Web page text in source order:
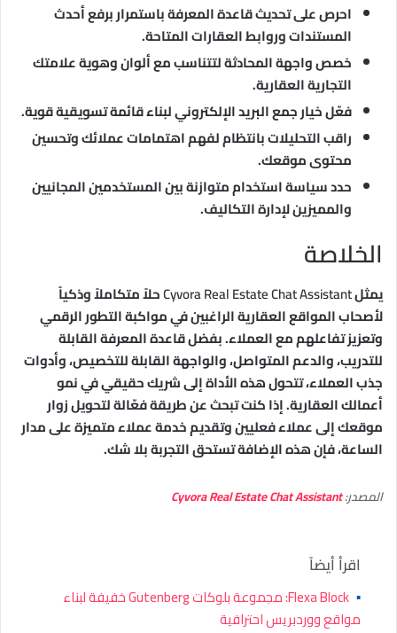
احرص على تحديث قاعدة المعرفة باستمرار برفع أحدث
المستندات وروابط العقارات المتاحة.
خصص واجهة المحادثة لتتناسب مع ألوان وهوية علامتك
التجارية العقارية.
فعّل خيار جمع البريد الإلكتروني لبناء قائمة تسويقية قوية.
راقب التحليلات بانتظام لفهم اهتمامات عملائك وتحسين
محتوى موقعك.
حدد سياسة استخدام متوازنة بين المستخدمين المجانيين
والمميزين لإدارة التكاليف.
الخلاصة
يمثلCyvora Real Estate Chat Assistantحلاً متكاملاً وذكياً
لأصحاب المواقع العقارية الراغبين في مواكبة التطور الرقمي
وتعزيز تفاعلهم مع العملاء. بفضل قاعدة المعرفة القابلة
للتدريب، والدعم المتواصل، والواجهة القابلة للتخصيص، وأدوات
جذب العملاء، تتحول هذه الأداة إلى شريك حقيقي في نمو
أعمالك العقارية. إذا كنت تبحث عن طريقة فعّالة لتحويل زوار
موقعك إلى عملاء فعليين وتقديم خدمة عملاء متميزة على مدار
الساعة، فإن هذه الإضافة تستحق التجربة بلا شك.
المصدر:Cyvora Real Estate Chat Assistant
اقرأ أيضاً
▪
Flexa Block: مجموعة بلوكات Gutenberg خفيفة لبناء
مواقع ووردبريس احترافية